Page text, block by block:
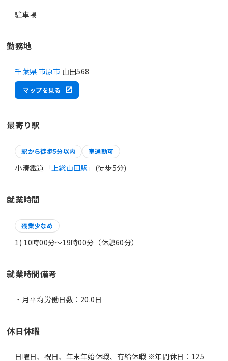
駐車場
勤務地
千葉県 市原市 山田568
マップを見る
最寄り駅
駅から徒歩5分以内 車通勤可
小湊鐵道「上総山田駅 」(徒歩5分)
就業時間
残業少なめ
1) 10時00分〜19時00分（休憩60分）
就業時間備考
休日休暇
日曜日、祝日、年末年始休暇、有給休暇 ※年間休日：125